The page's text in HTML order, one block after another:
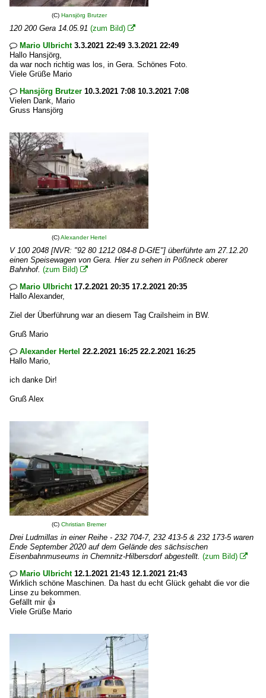
(C) Hansjörg Brutzer
120 200 Gera 14.05.91 (zum Bild) 
 Mario Ulbricht3.3.2021 22:49 3.3.2021 22:49
Hallo Hansjörg,
da war noch richtig was los, in Gera. Schönes Foto.
Viele Grüße Mario
 Hansjörg Brutzer 10.3.2021 7:08 10.3.2021 7:08
Vielen Dank, Mario
Gruss Hansjörg
(C)Alexander Hertel
V 100 2048 [NVR: "92 80 1212 084-8 D-GfE"] überführte am 27.12.20
einen Speisewagen von Gera. Hier zu sehen in Pößneck oberer
Bahnhof. (zum Bild) 
 Mario Ulbricht17.2.2021 20:35 17.2.2021 20:35
Hallo Alexander,
Ziel der Überführung war an diesem Tag Crailsheim in BW.
Gruß Mario
 Alexander Hertel 22.2.2021 16:25 22.2.2021 16:25
Hallo Mario,
ich danke Dir!
Gruß Alex
(C) Christian Bremer
Drei Ludmillas in einer Reihe - 232 704-7, 232 413-5 & 232 173-5 waren
Ende September 2020 auf dem Gelände des sächsischen
Eisenbahnmuseums in Chemnitz-Hilbersdorf abgestellt. (zum Bild) 
 Mario Ulbricht12.1.2021 21:43 12.1.2021 21:43
Wirklich schöne Maschinen. Da hast du echt Glück gehabt die vor die
Linse zu bekommen.
Gefällt mir 👍
Viele Grüße Mario